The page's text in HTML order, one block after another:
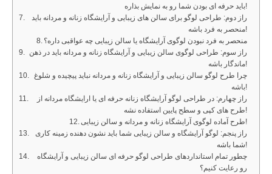
باید حرفه ای بودن شما رو به نمایش بذاره!
راز دوم: طراحی لوگو برای سالن های زیبایی و آرایشگاه زنانه و مردانه باید
منحصر به فرد باشه!
منحصر به فرد نبودن لوگوی آرایشگاه یا سالن زیبایی چه عواقبی داره؟
راز سوم: طراحی لوگوی سالن زیبایی و آرایشگاه زنانه و مردانه باید در ذهن
ماندگار باشه!
چرا طرح لوگو سالن زیبایی و آرایشگاه زنانه و مردانه نباید پیچیده و شلوغ
باشه!
راز چهارم: در طراحی لوگو آرایشگاه زنانه حرفه ای یا ارایشگاه مردانه از
طرح های کپی و سطح پایین استفاده نشه!
طرح آماده لوگوی آرایشگاه زنانه و مردانه و سالن زیبایی!
راز پنجم: لوگو آرایشگاه و سالن زیبایی شما باید نشون دهنده زمینه کاری
شما باشه!
چطور تمام استانداردهای طراحی لوگو حرفه ای سالن زیبایی و آرایشگاه
رو رعایت کنیم؟